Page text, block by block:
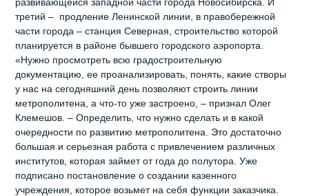
третий – продление Ленинской линии, в правобережной
части города – станция Северная, строительство которой
планируется в районе бывшего городского аэропорта.
«Нужно просмотреть всю градостроительную
документацию, ее проанализировать, понять, какие створы
у нас на сегодняшний день позволяют строить линии
метрополитена, а что-то уже застроено, – признал Олег
Клемешов. – Определить, что нужно сделать и в какой
очередности по развитию метрополитена. Это достаточно
большая и серьезная работа с привлечением различных
институтов, которая займет от года до полутора. Уже
подписано постановление о создании казенного
учреждения, которое возьмет на себя функции заказчика.